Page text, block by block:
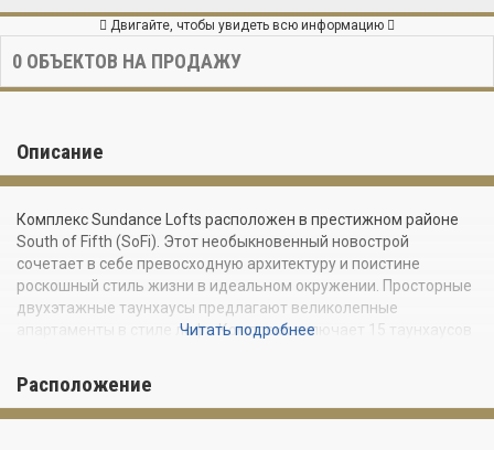
Двигайте, чтобы увидеть всю информацию
0 ОБЪЕКТОВ НА ПРОДАЖУ
Описание
Комплекс Sundance Lofts расположен в престижном районе
South of Fifth (SoFi). Этот необыкновенный новострой
сочетает в себе превосходную архитектуру и поистине
роскошный стиль жизни в идеальном окружении. Просторные
двухэтажные таунхаусы предлагают великолепные
апартаменты в стиле лофт. Комплекс включает 15 таунхаусов
апартаментов варьируется от 119 до 167 квадратных метров.
Все резиденции оборудованы домофонами и гарантируют
Читать подробнее
Расположение